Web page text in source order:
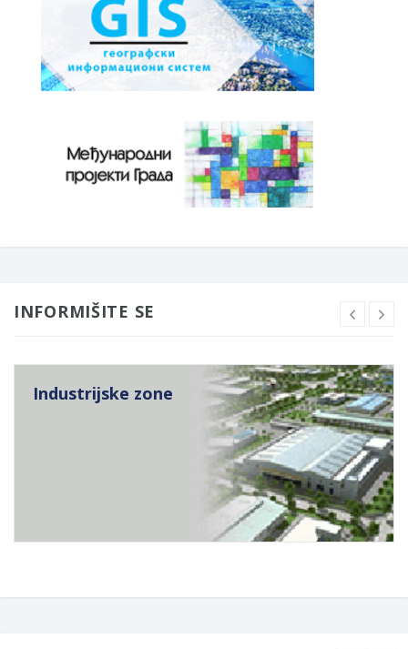
INFORMIŠITE SE
Industrijske zone